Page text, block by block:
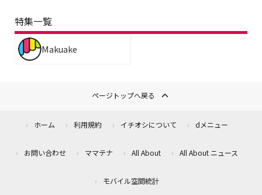
特集一覧
Makuake
ページトップへ戻る
ホーム 利用規約 イチオシについて dメニュー
お問い合わせ ママテナ All About All About ニュース
モバイル空間統計